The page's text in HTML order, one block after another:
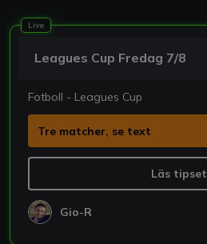
Live
Leagues Cup Fredag 7/8
Fotboll - Leagues Cup
Tre matcher, se text
Läs tipset
Gio-R